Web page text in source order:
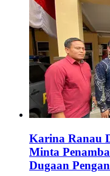
Karina Ranau
Minta
Dugaan